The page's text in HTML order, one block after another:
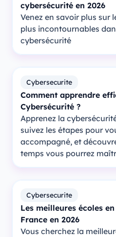
cybersécurité en 2026
Venez en savoir plus sur
plus incontournables
cybersécurité
Cybersecurite
Comment apprendre
Cybersécurité ?
Apprenez la
suivez les étapes pour
accompagné, et
temps vous pourrez
Cybersecurite
Les meilleures écoles
France en 2026
Vous cherchez la